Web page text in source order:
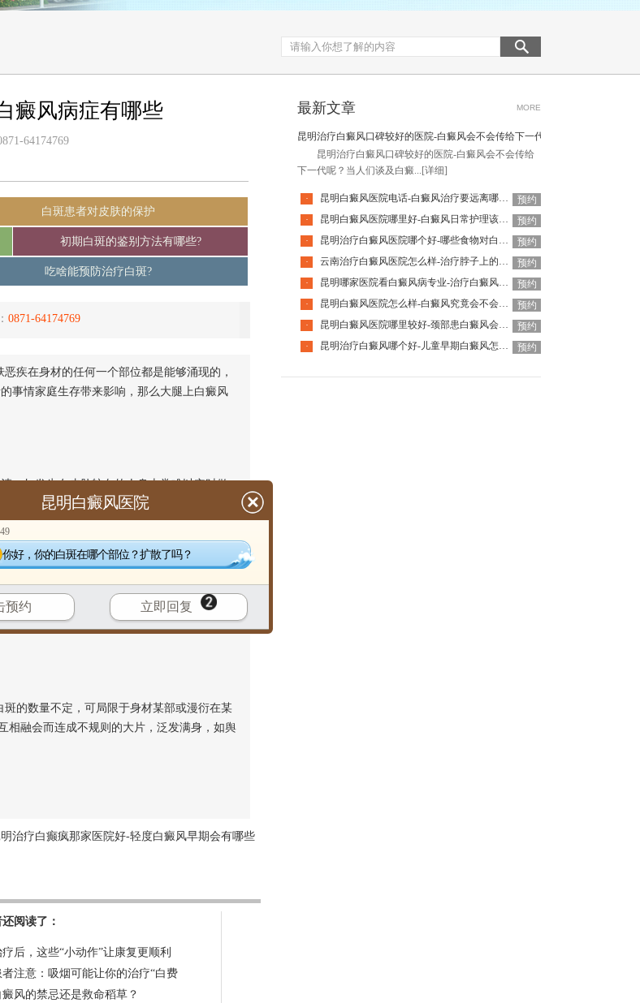
癜风病症有哪些
64174769
白斑患者对皮肤的保护
初期白斑的鉴别方法有哪些?
吃啥能预防治疗白斑?
0871-64174769
疾在身材的任何一个部位都是能够涌现的，
事情家庭生存带来影响，那么大腿上白癜风
如发生在皮肤较白的人身上常难以实时做
限依稀不清或朝失常皮肤散布的话，有多是
时为点状增色斑，境地多显然;有的边缘绕
、扩充并互相融合成岛屿状，白斑处除色素
的数量不定，可局限于身材某部或漫衍在某
相融会而连成不规则的大片，泛发满身，如舆
治疗白癫疯那家医院好-轻度白癜风早期会有哪些
阅读了：
后，这些“小动作”让康复更顺利
者注意：吸烟可能让你的治疗“白费
风的禁忌还是救命稻草？
最新文章 MORE
昆明治疗白癜风口碑较好的医院-白癜风会不会传给下一代呢
昆明治疗白癜风口碑较好的医院-白癜风会不会传给
下一代呢？当人们谈及白癜... [详细]
· 昆明白癜风医院电话-白癜风治疗要远离哪些误区呢
预约
·
昆明白癜风医院哪里好-白癜风日常护理该如何做
预约
·
昆明治疗白癜风医院哪个好-哪些食物对白癜风病情不利呢
预约
·
云南治疗白癜风医院怎么样-治疗脖子上的白癜风要注意什么
预约
·
昆明哪家医院看白癜风病专业-治疗白癜风要避开哪些误区
预约
·
昆明白癜风医院怎么样-白癜风究竟会不会传染人呢
预约
·
昆明白癜风医院哪里较好-颈部患白癜风会有什么特征呢
预约
·
昆明治疗白癜风哪个好-儿童早期白癜风怎样识别呢 预约
昆明白癜风医院
你好，你的白斑在哪个部位？扩散了吗？
预约 立即回复